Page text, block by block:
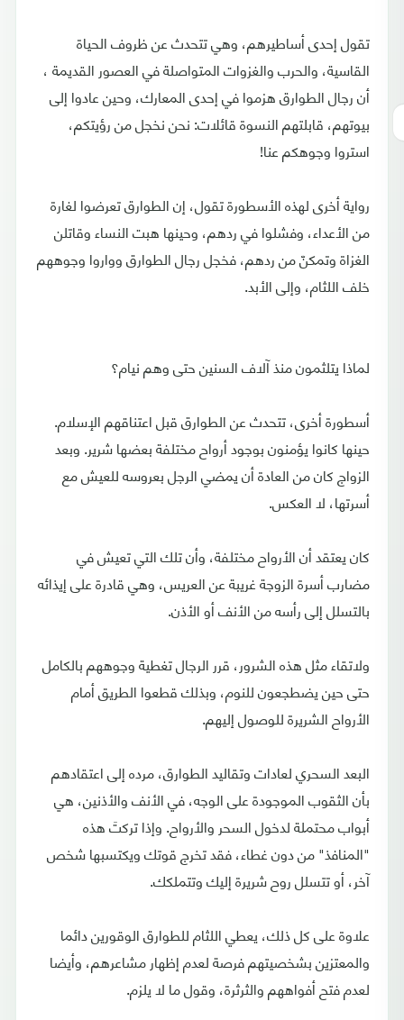
تقول إحدى أساطيرهم، وهي تتحدث عن ظروف الحياة
القاسية، والحرب والغزوات المتواصلة في العصور القديمة ،
أن رجال الطوارق هزموا في إحدى المعارك، وحين عادوا إلى
بيوتهم، قابلتهم النسوة قائلات: نحن نخجل من رؤيتكم،
استروا وجوهكم عنا!
رواية أخرى لهذه الأسطورة تقول، إن الطوارق تعرضوا لغارة
من الأعداء، وفشلوا في ردهم، وحينها هبت النساء وقاتلن
الغزاة وتمكنّ من ردهم، فخجل رجال الطوارق وواروا وجوههم
خلف اللثام، وإلى الأبد.
لماذا يتلثمون منذ آلاف السنين حتى وهم نيام؟
أسطورة أخرى، تتحدث عن الطوارق قبل اعتناقهم الإسلام.
حينها كانوا يؤمنون بوجود أرواح مختلفة بعضها شرير. وبعد
الزواج كان من العادة أن يمضي الرجل بعروسه للعيش مع
أسرتها، لا العكس.
كان يعتقد أن الأرواح مختلفة، وأن تلك التي تعيش في
مضارب أسرة الزوجة غريبة عن العريس، وهي قادرة على إيذائه
بالتسلل إلى رأسه من الأنف أو الأذن.
ولاتقاء مثل هذه الشرور، قرر الرجال تغطية وجوههم بالكامل
حتى حين يضطجعون للنوم، وبذلك قطعوا الطريق أمام
الأرواح الشريرة للوصول إليهم.
البعد السحري لعادات وتقاليد الطوارق، مرده إلى اعتقادهم
بأن الثقوب الموجودة على الوجه، في الأنف والأذنين، هي
أبواب محتملة لدخول السحر والأرواح. وإذا تركتَ هذه
"المنافذ" من دون غطاء، فقد تخرج قوتك ويكتسبها شخص
آخر، أو تتسلل روح شريرة إليك وتتملكك.
علاوة على كل ذلك، يعطي اللثام للطوارق الوقورين دائما
والمعتزين بشخصيتهم فرصة لعدم إظهار مشاعرهم، وأيضا
لعدم فتح أفواههم والثرثرة، وقول ما لا يلزم.